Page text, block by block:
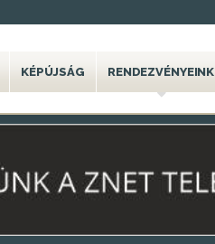
KÉPÚJSÁG RENDEZVÉNYEINK